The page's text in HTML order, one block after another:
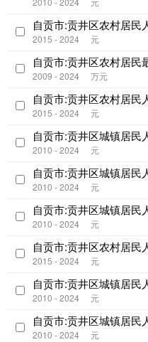
自贡市:贡井区农村居民
2015 - 2024 元
自贡市:贡井区农村居民
2009 - 2024 万元
自贡市:贡井区农村居民
2015 - 2024 元
自贡市:贡井区城镇居民
2010 - 2024 元
自贡市:贡井区城镇居民
2010 - 2024 元
自贡市:贡井区城镇居民
2010 - 2024 元
自贡市:贡井区农村居民
2015 - 2024 元
自贡市:贡井区城镇居民
2010 - 2024 元
自贡市:贡井区城镇居民
2010 - 2024 元